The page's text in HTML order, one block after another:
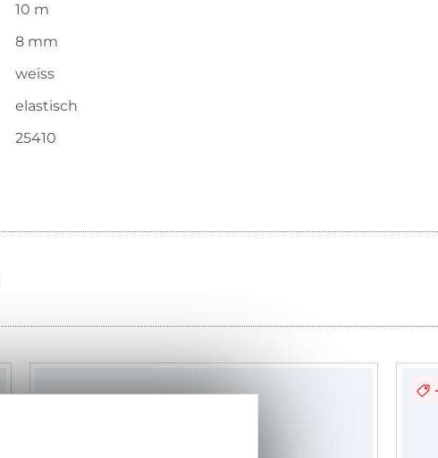
10 m
8 mm
weiss
elastisch
25410